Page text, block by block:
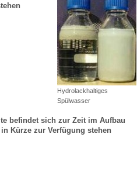
Hydrolackhaltiges
Spülwasser
befindet sich zur Zeit im Aufbau
Kürze zur Verfügung stehen